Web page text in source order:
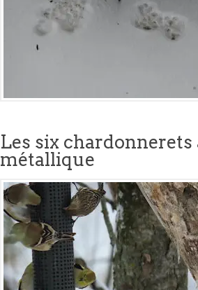
Les six chardonnerets
métallique